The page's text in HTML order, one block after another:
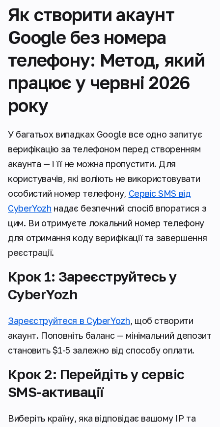
Як створити акаунт
Google без номера
телефону: Метод, який
працює у червні 2026
року
У багатьох випадках Google все одно запитує
верифікацію за телефоном перед створенням
акаунта — і її не можна пропустити. Для
користувачів, які воліють не використовувати
особистий номер телефону, Сервіс SMS від
CyberYozh надає безпечний спосіб впоратися з
цим. Ви отримуєте локальний номер телефону
для отримання коду верифікації та завершення
реєстрації.
Крок 1: Зареєструйтесь у
CyberYozh
Зареєструйтеся в CyberYozh, щоб створити
акаунт. Поповніть баланс — мінімальний депозит
становить $1-5 залежно від способу оплати.
Крок 2: Перейдіть у сервіс
SMS-активації
Виберіть країну, яка відповідає вашому IP та